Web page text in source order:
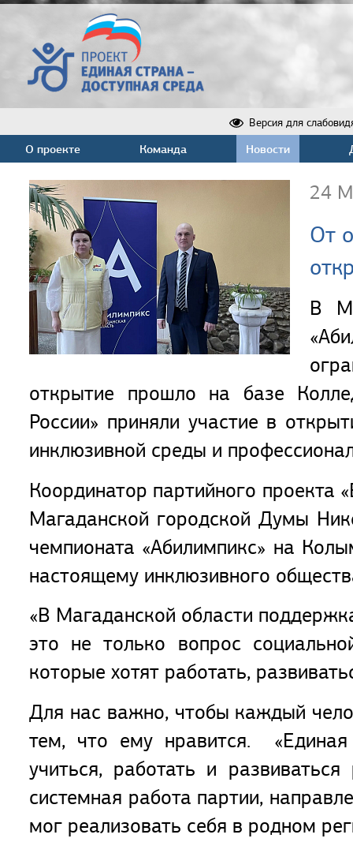
Версия для
О проекте Команда Новости
24
От
В
открытие прошло на базе
России» приняли участие в
инклюзивной среды и
Координатор партийного проекта
Магаданской городской Думы
чемпионата «Абилимпикс» на
настоящему инклюзивного
«В Магаданской области
это не только вопрос
которые хотят работать,
Для нас важно, чтобы каждый
тем, что ему нравится.
учиться, работать и
системная работа партии,
мог реализовать себя в родном